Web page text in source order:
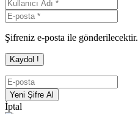
Şifreniz e-posta ile gönderilecektir.
İptal